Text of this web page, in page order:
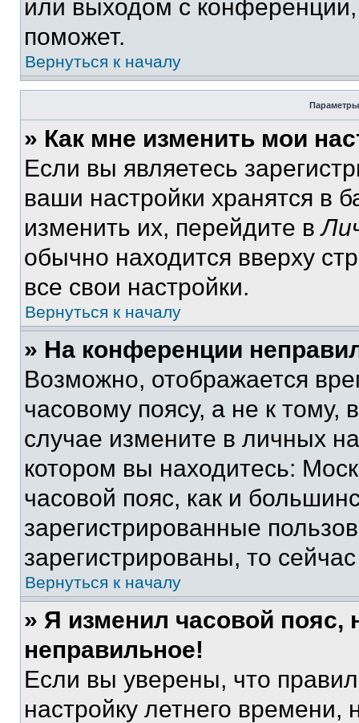
или выходом с
поможет.
Вернуться к началу
Параметры
» Как мне изменить мои
Если вы являетесь
ваши настройки хранятся в
изменить их, перейдите в
обычно находится вверху
все свои настройки.
Вернуться к началу
» На конференции
Возможно, отображается
часовому поясу, а не к тому,
случае измените в личных
котором вы находитесь:
часовой пояс, как и
зарегистрированные
зарегистрированы, то
Вернуться к началу
» Я изменил часовой пояс,
неправильное!
Если вы уверены, что
настройку летнего